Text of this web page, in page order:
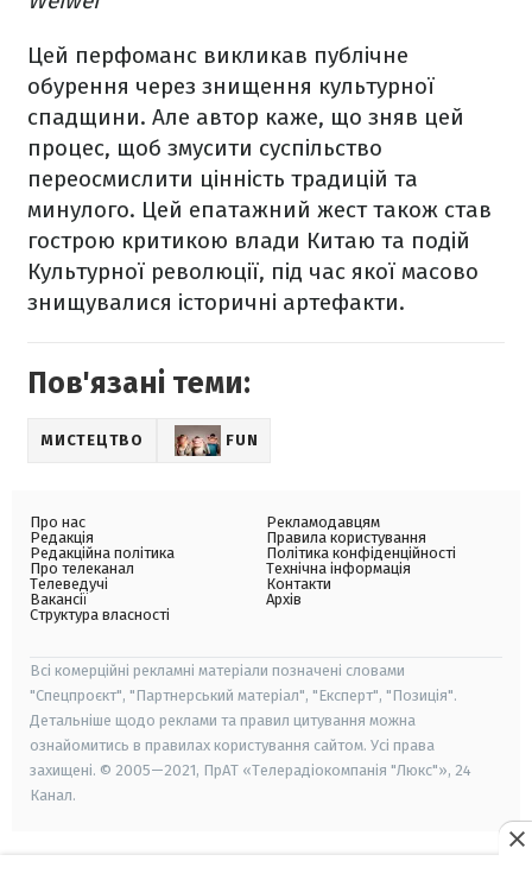
Цей перфоманс викликав публічне
обурення через знищення культурної
спадщини. Але автор каже, що зняв цей
процес, щоб змусити суспільство
переосмислити цінність традицій та
минулого. Цей епатажний жест також став
гострою критикою влади Китаю та подій
Культурної революції, під час якої масово
знищувалися історичні артефакти.
Пов'язані теми:
МИСТЕЦТВО FUN
Про нас
Редакція
Редакційна політика
Про телеканал
Телеведучі
Вакансії
Структура власності
Рекламодавцям
Правила користування
Політика конфіденційності
Технічна інформація
Контакти
Архів
Всі комерційні рекламні матеріали позначені словами
"Спецпроєкт", "Партнерський матеріал", "Експерт", "Позиція".
Детальніше щодо реклами та правил цитування можна
ознайомитись в правилах користування сайтом. Усі права
захищені. © 2005—2021, ПрАТ «Телерадіокомпанія "Люкс"», 24
Канал.